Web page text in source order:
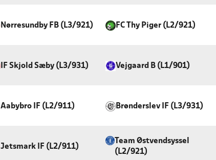
Nørresundby FB (L3/921) FC Thy Piger (L2/921)
IF Skjold Sæby (L3/931) Vejgaard B (L1/901)
Aabybro IF (L2/911) Brønderslev IF (L3/931)
Jetsmark IF (L2/911)
Team Østvendsyssel
(L2/921)